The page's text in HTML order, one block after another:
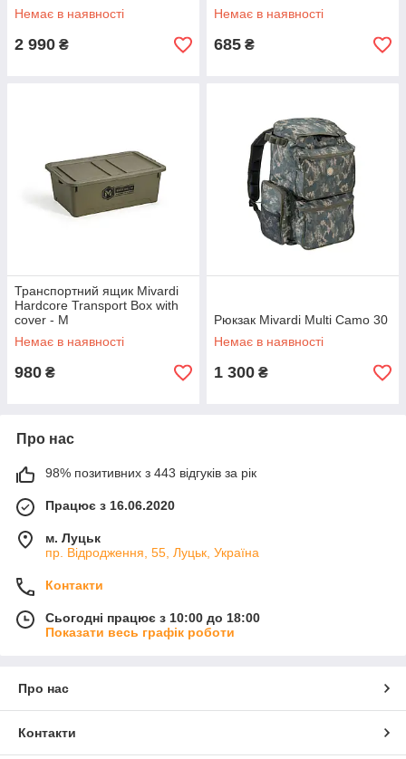
Немає в наявності
2 990 ₴
Немає в наявності
685 ₴
Транспортний ящик Mivardi
Hardcore Transport Box with
cover - M
Немає в наявності
980 ₴
Рюкзак Mivardi Multi Camo 30
Немає в наявності
1 300 ₴
Про нас
98% позитивних з 443 відгуків за рік
Працює з 16.06.2020
м. Луцьк
пр. Відродження, 55, Луцьк, Україна
Контакти
Сьогодні працює з 10:00 до 18:00
Показати весь графік роботи
Про нас
Контакти